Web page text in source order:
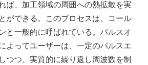
ば、加工領域の周囲への熱拡散を実
ができる。このプロセスは、コール
と一般的に呼ばれている。パルスオ
よってユーザーは、一定のパルスエ
つつ、実質的に繰り返し周波数を制